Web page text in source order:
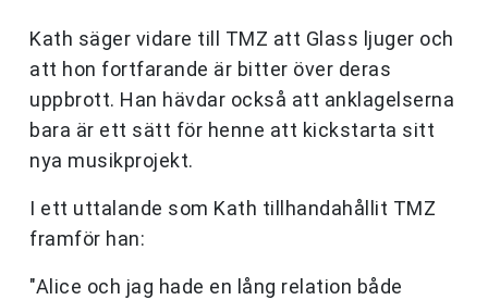
Kath säger vidare till TMZ att Glass ljuger och
att hon fortfarande är bitter över deras
uppbrott. Han hävdar också att anklagelserna
bara är ett sätt för henne att kickstarta sitt
nya musikprojekt.
I ett uttalande som Kath tillhandahållit TMZ
framför han:
"Alice och jag hade en lång relation både